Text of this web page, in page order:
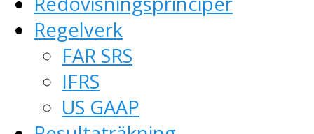
Regelverk
FAR SRS
IFRS
US GAAP